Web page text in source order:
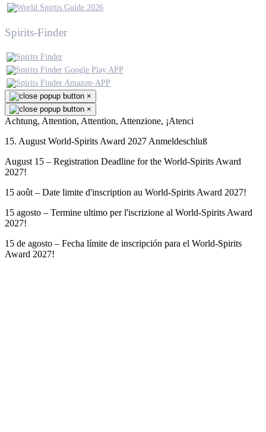
Spirits-Finder
×
×
Achtung, Attention, Attention, Attenzione, ¡Atenci
15. August World-Spirits Award 2027 Anmeldeschluß
August 15 – Registration Deadline for the World-Spirits Award
2027!
15 août – Date limite d'inscription au World-Spirits Award 2027!
15 agosto – Termine ultimo per l'iscrizione al World-Spirits Award
2027!
15 de agosto – Fecha límite de inscripción para el World-Spirits
Award 2027!